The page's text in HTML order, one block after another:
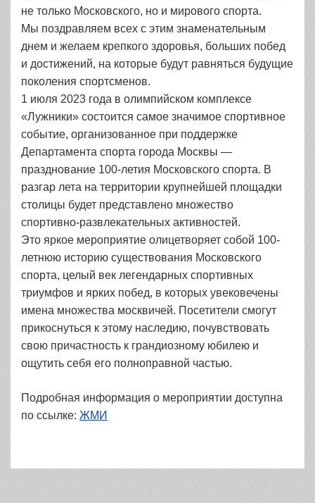
не только Московского, но и мирового спорта.
Мы поздравляем всех с этим знаменательным
днем и желаем крепкого здоровья, больших побед
и достижений, на которые будут равняться будущие
поколения спортсменов.
1 июля 2023 года в олимпийском комплексе
«Лужники» состоится самое значимое спортивное
событие, организованное при поддержке
Департамента спорта города Москвы —
празднование 100-летия Московского спорта. В
разгар лета на территории крупнейшей площадки
столицы будет представлено множество
спортивно-развлекательных активностей.
Это яркое мероприятие олицетворяет собой 100-
летнюю историю существования Московского
спорта, целый век легендарных спортивных
триумфов и ярких побед, в которых увековечены
имена множества москвичей. Посетители смогут
прикоснуться к этому наследию, почувствовать
свою причастность к грандиозному юбилею и
ощутить себя его полноправной частью.
Подробная информация о мероприятии доступна
по ссылке: ЖМИ